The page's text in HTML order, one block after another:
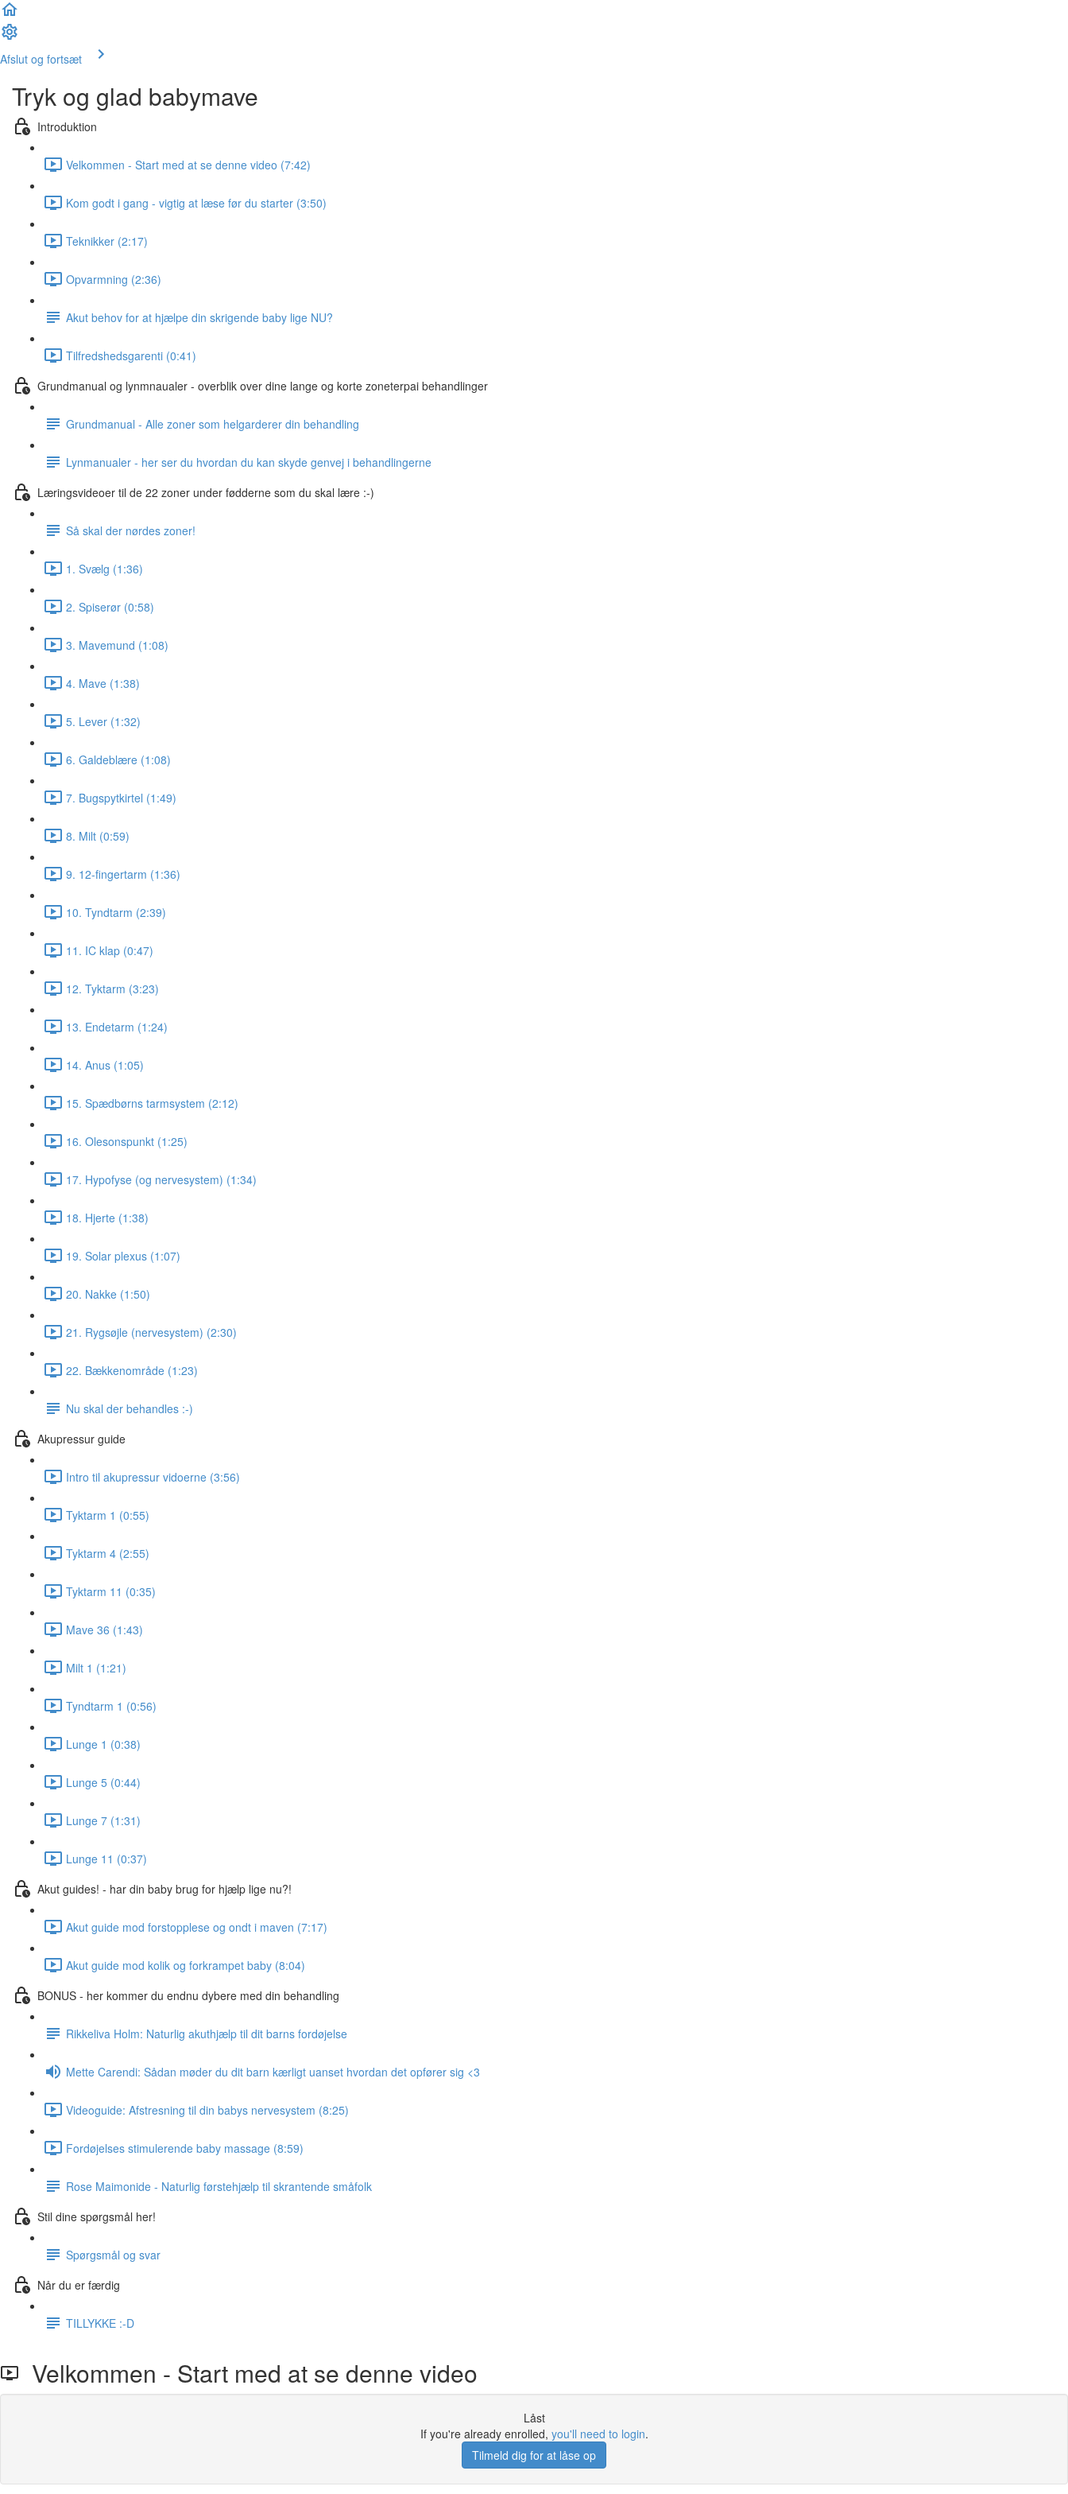
Afslut og fortsæt
Tryk og glad babymave
Introduktion
Velkommen - Start med at se denne video (7:42)
Kom godt i gang - vigtig at læse før du starter (3:50)
Teknikker (2:17)
Opvarmning (2:36)
Akut behov for at hjælpe din skrigende baby lige NU?
Tilfredshedsgarenti (0:41)
Grundmanual og lynmnaualer - overblik over dine lange og korte zoneterpai behandlinger
Grundmanual - Alle zoner som helgarderer din behandling
Lynmanualer - her ser du hvordan du kan skyde genvej i behandlingerne
Læringsvideoer til de 22 zoner under fødderne som du skal lære :-)
Så skal der nørdes zoner!
1. Svælg (1:36)
2. Spiserør (0:58)
3. Mavemund (1:08)
4. Mave (1:38)
5. Lever (1:32)
6. Galdeblære (1:08)
7. Bugspytkirtel (1:49)
8. Milt (0:59)
9. 12-fingertarm (1:36)
10. Tyndtarm (2:39)
11. IC klap (0:47)
12. Tyktarm (3:23)
13. Endetarm (1:24)
14. Anus (1:05)
15. Spædbørns tarmsystem (2:12)
16. Olesonspunkt (1:25)
17. Hypofyse (og nervesystem) (1:34)
18. Hjerte (1:38)
19. Solar plexus (1:07)
20. Nakke (1:50)
21. Rygsøjle (nervesystem) (2:30)
22. Bækkenområde (1:23)
Nu skal der behandles :-)
Akupressur guide
Intro til akupressur vidoerne (3:56)
Tyktarm 1 (0:55)
Tyktarm 4 (2:55)
Tyktarm 11 (0:35)
Mave 36 (1:43)
Milt 1 (1:21)
Tyndtarm 1 (0:56)
Lunge 1 (0:38)
Lunge 5 (0:44)
Lunge 7 (1:31)
Lunge 11 (0:37)
Akut guides! - har din baby brug for hjælp lige nu?!
Akut guide mod forstopplese og ondt i maven (7:17)
Akut guide mod kolik og forkrampet baby (8:04)
BONUS - her kommer du endnu dybere med din behandling
Rikkeliva Holm: Naturlig akuthjælp til dit barns fordøjelse
Mette Carendi: Sådan møder du dit barn kærligt uanset hvordan det opfører sig <3
Videoguide: Afstresning til din babys nervesystem (8:25)
Fordøjelses stimulerende baby massage (8:59)
Rose Maimonide - Naturlig førstehjælp til skrantende småfolk
Stil dine spørgsmål her!
Spørgsmål og svar
Når du er færdig
TILLYKKE :-D
Velkommen - Start med at se denne video
Låst
If you're already enrolled, you'll need to login.
Tilmeld dig for at låse op